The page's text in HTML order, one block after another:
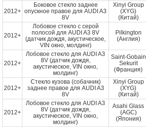
2012+
Боковое стекло заднее
опускное правое для AUDI A3
8V
Xinyi Group
(XYG)
(Китай)
2012+
Лобовое стекло с серой
полосой для AUDI A3 8V
(датчик дождя, акустическое,
VIN окно, молдинг)
Pilkington
(Англия)
2012+
Лобовое стекло для AUDI A3
8V (датчик дождя,
акустическое, VIN окно,
молдинг)
Saint-Gobain
Sekurit
(Франция)
2012+
Стекло кузова (собачник)
заднее правое для AUDI A3
8V
Xinyi Group
(XYG)
(Китай)
2012+
Лобовое стекло для AUDI A3
8V (датчик дождя,
акустическое, VIN окно,
молдинг)
Asahi Glass
(AGC)
(Япония)